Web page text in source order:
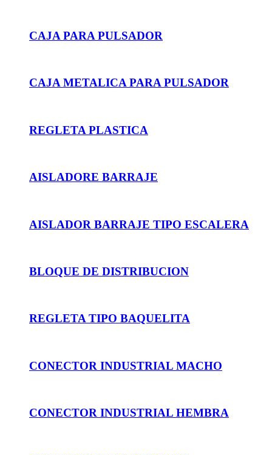
CAJA PARA PULSADOR
CAJA METALICA PARA PULSADOR
REGLETA PLASTICA
AISLADORE BARRAJE
AISLADOR BARRAJE TIPO ESCALERA
BLOQUE DE DISTRIBUCION
REGLETA TIPO BAQUELITA
CONECTOR INDUSTRIAL MACHO
CONECTOR INDUSTRIAL HEMBRA